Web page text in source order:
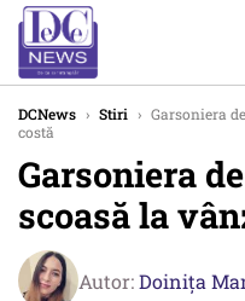
DCNews › Stiri › Garsoniera
costă
Garsoniera
scoasă la
Autor:Doinița